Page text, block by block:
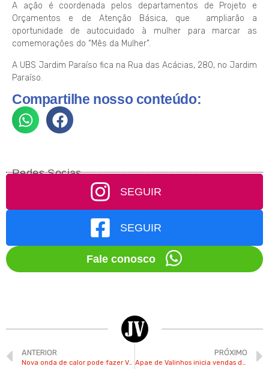
A ação é coordenada pelos departamentos de Projeto e
Orçamentos e de Atenção Básica, que ampliarão a
oportunidade de autocuidado à mulher para marcar as
comemorações do “Mês da Mulher”.
A UBS Jardim Paraíso fica na Rua das Acácias, 280, no Jardim
Paraíso.
Compartilhe nosso conteúdo:
Redes Socias
SEGUIR
SEGUIR
Fale conosco
ANTERIOR
Nova onda de calor pode fazer Valinhos registrar 34ºC
PRÓXIMO
Apae de Valinhos inicia vendas do evento “Pizza Solidária”